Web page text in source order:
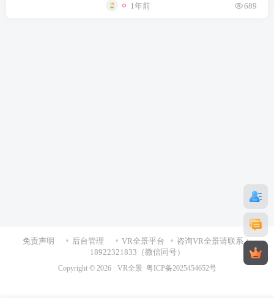
1年前 689
免责声明 后台管理 VR全景平台
咨询VR全景请联系：
18922321833（微信同号）
Copyright © 2026 · VR全景 粤ICP备2025454652号